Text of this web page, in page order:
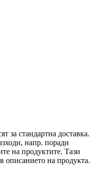
за стандартна доставка.
напр. поради
на продуктите. Тази
описанието на продукта.